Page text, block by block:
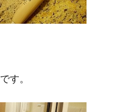
です。